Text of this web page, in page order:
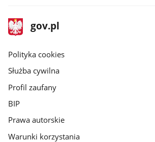
stopka
gov.pl
Strona
gov.pl
gov.pl
Polityka cookies
Służba cywilna
Profil zaufany
BIP
Prawa autorskie
Warunki korzystania